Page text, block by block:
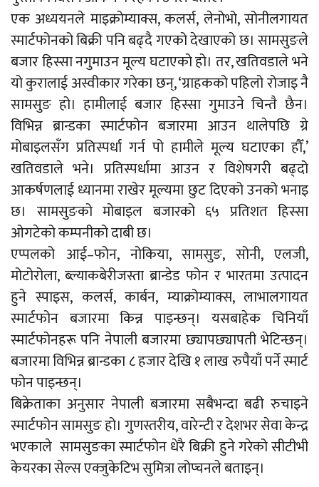
एक अध्ययनले माइक्रोम्याक्स, कलर्स, लेनोभो, सोनीलगायत
स्मार्टफोनको बिक्री पनि बढ्दै गएको देखाएको छ। सामसुङले
बजार हिस्सा नगुमाउन मूल्य घटाएको हो। तर, खतिवडाले भने
यो कुरालाई अस्वीकार गरेका छन्, ‘ग्राहकको पहिलो रोजाइ नै
सामसुङ हो। हामीलाई बजार हिस्सा गुमाउने चिन्तै छैन।
विभिन्न ब्रान्डका स्मार्टफोन बजारमा आउन थालेपछि ग्रे
मोबाइलसँग प्रतिस्पर्धा गर्न पो हामीले मूल्य घटाएका हौँ,’
खतिवडाले भने। प्रतिस्पर्धामा आउन र विशेषगरी बढ्दो
आकर्षणलाई ध्यानमा राखेर मूल्यमा छुट दिएको उनको भनाइ
छ। सामसुङको मोबाइल बजारको ६५ प्रतिशत हिस्सा
ओगटेको कम्पनीको दाबी छ।
एप्पलको आई–फोन, नोकिया, सामसुङ, सोनी, एलजी,
मोटोरोला, ब्ल्याकबेरीजस्ता ब्रान्डेड फोन र भारतमा उत्पादन
हुने स्पाइस, कलर्स, कार्बन, म्याक्रोम्याक्स, लाभालगायत
स्मार्टफोन बजारमा किन्न पाइन्छन्। यसबाहेक चिनियाँ
स्मार्टफोनहरू पनि नेपाली बजारमा छ्यापछ्यापती भेटिन्छन्।
बजारमा विभिन्न ब्रान्डका ८ हजार देखि १ लाख रुपैयाँ पर्ने स्मार्ट
फोन पाइन्छन्।
बिक्रेताका अनुसार नेपाली बजारमा सबैभन्दा बढी रुचाइने
स्मार्टफोन सामसुङ हो। गुणस्तरीय, वारेन्टी र देशभर सेवा केन्द्र
भएकाले सामसुङका स्मार्टफोन धेरै बिक्री हुने गरेको सीटीभी
केयरका सेल्स एक्जुकेटिभ सुमित्रा लोप्चनले बताइन्।